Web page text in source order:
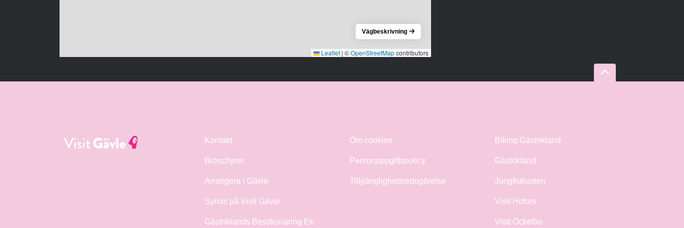
Leaflet | ©OpenStreetMapcontributors
Vägbeskrivning
Kontakt
Broschyrer
Arrangera i Gävle
Synas på Visit Gävle
Gästriklands Besöksnäring Ek.
Om cookies
Personuppgiftspolicy
Tillgänglighetsredogörelse
Biking Gästrikland
Gästrikland
Jungfrukusten
Visit Hofors
Visit Ockelbo